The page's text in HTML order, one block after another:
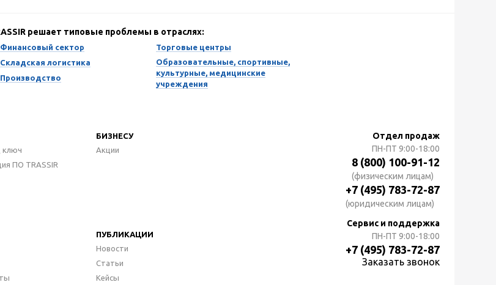
решает типовые проблемы в отраслях:
Финансовый сектор
Складская логистика
Производство
Торговые центры
Образовательные, спортивные,
культурные, медицинские
учреждения
ключ
ПО TRASSIR
БИЗНЕСУ
Акции
ПУБЛИКАЦИИ
Новости
Статьи
Кейсы
Отдел продаж
ПН-ПТ 9:00-18:00
8 (800) 100-91-12
(физическим лицам)
+7 (495) 783-72-87
(юридическим лицам)
Сервис и поддержка
ПН-ПТ 9:00-18:00
+7 (495) 783-72-87
Заказать звонок